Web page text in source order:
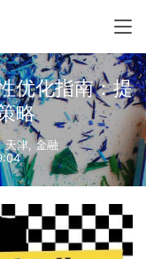
优化指南：提
略
天津 ,金融